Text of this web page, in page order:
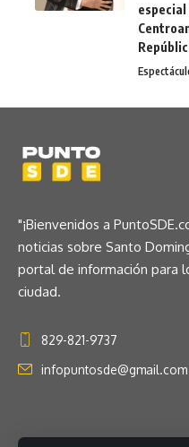
especial
"¡Bienvenidos a
noticias sobre Santo
portal de información para
ciudad.
829-821-9737
infopuntosde@gmail.com